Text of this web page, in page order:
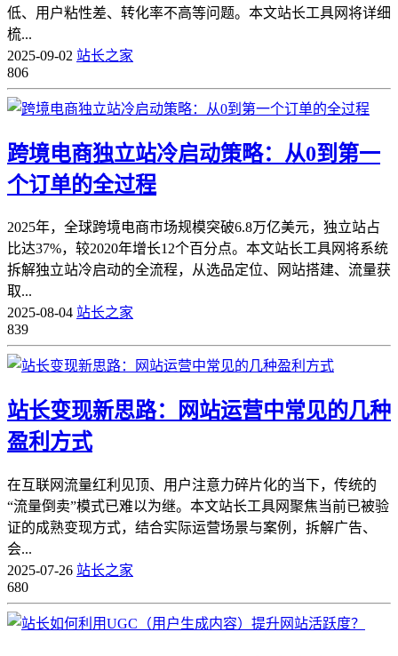
低、用户粘性差、转化率不高等问题。本文站长工具网将详细
梳...
2025-09-02 站长之家
806
跨境电商独立站冷启动策略：从0到第一
个订单的全过程
2025年，全球跨境电商市场规模突破6.8万亿美元，独立站占
比达37%，较2020年增长12个百分点。本文站长工具网将系统
拆解独立站冷启动的全流程，从选品定位、网站搭建、流量获
取...
2025-08-04 站长之家
839
站长变现新思路：网站运营中常见的几种
盈利方式
在互联网流量红利见顶、用户注意力碎片化的当下，传统的
“流量倒卖”模式已难以为继。本文站长工具网聚焦当前已被验
证的成熟变现方式，结合实际运营场景与案例，拆解广告、
会...
2025-07-26 站长之家
680